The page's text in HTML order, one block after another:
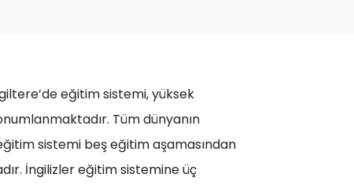
eğitim sistemi, yüksek
Tüm dünyanın
sistemi beş eğitim aşamasından
İngilizler eğitim sistemine üç